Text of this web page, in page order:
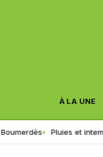
À LA UNE
Pluies et intempéries en